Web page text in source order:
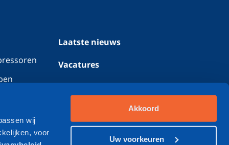
wij
voor
Akkoord
Uw voorkeuren
Laatste nieuws
Vacatures
Werken bij Geveke